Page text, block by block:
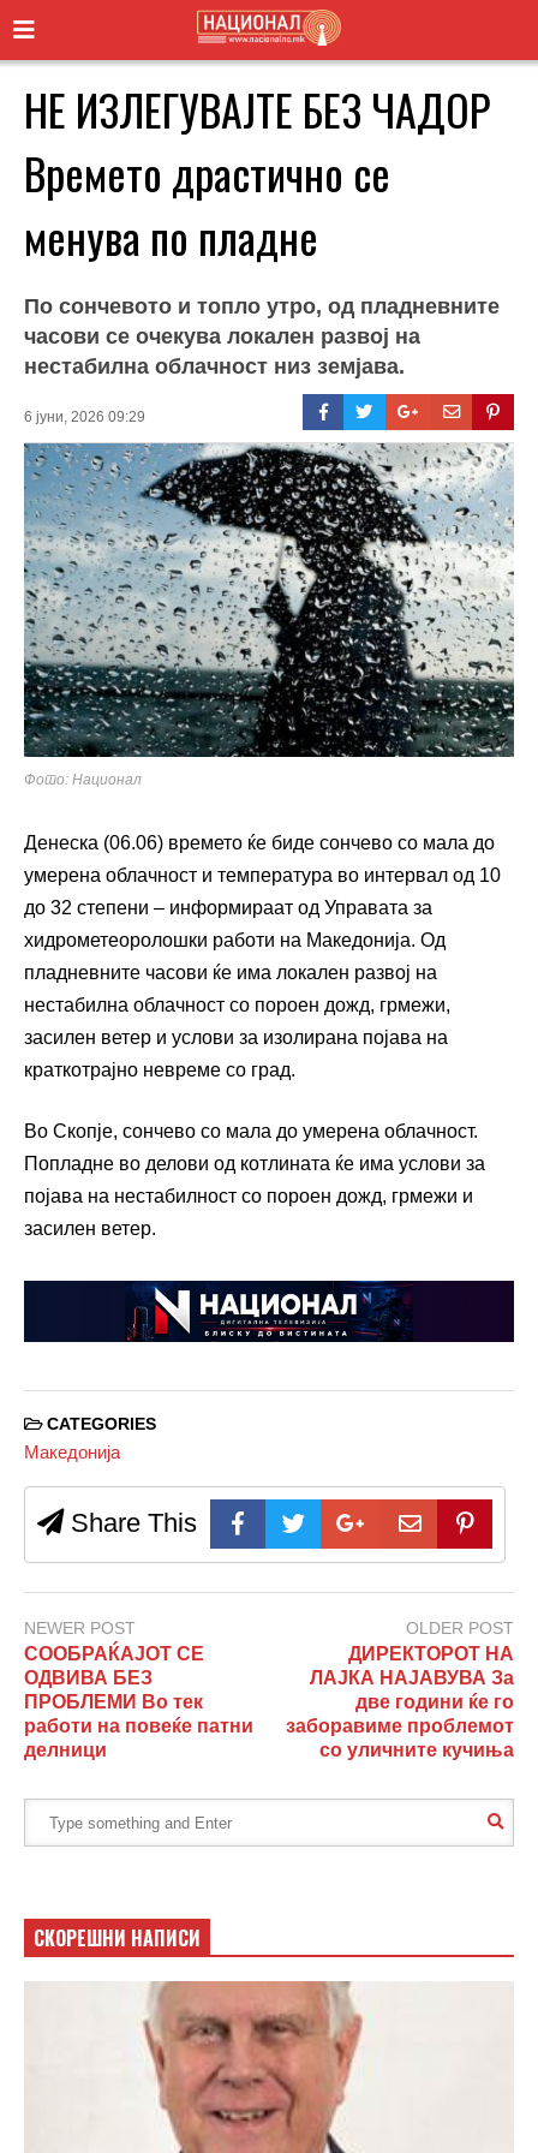
НЕ ИЗЛЕГУВАЈТЕ БЕЗ ЧАДОР
Времето драстично се
менува по пладне
По сончевото и топло утро, од пладневните
часови се очекува локален развој на
нестабилна облачност низ земјава.
6 јуни, 2026 09:29
Фото: Национал
Денеска (06.06) времето ќе биде сончево со мала до
умерена облачност и температура во интервал од 10
до 32 степени – информираат од Управата за
хидрометеоролошки работи на Македонија. Од
пладневните часови ќе има локален развој на
нестабилна облачност со пороен дожд, грмежи,
засилен ветер и услови за изолирана појава на
краткотрајно невреме со град.
Во Скопје, сончево со мала до умерена облачност.
Попладне во делови од котлината ќе има услови за
појава на нестабилност со пороен дожд, грмежи и
засилен ветер.
CATEGORIES
Македонија
Share This
NEWER POST
СООБРАЌАЈОТ СЕ
ОДВИВА БЕЗ
ПРОБЛЕМИ Во тек
работи на повеќе патни
делници
OLDER POST
ДИРЕКТОРОТ НА
ЛАЈКА НАЈАВУВА За
две години ќе го
заборавиме проблемот
со уличните кучиња
СКОРЕШНИ НАПИСИ